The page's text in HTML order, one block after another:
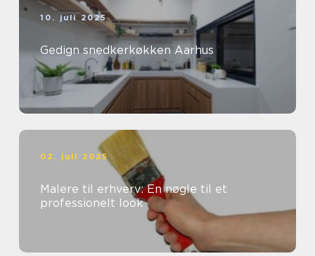
10. juli 2025
Gedign snedkerkøkken Aarhus
02. juli 2025
Malere til erhverv: En nøgle til et
professionelt look